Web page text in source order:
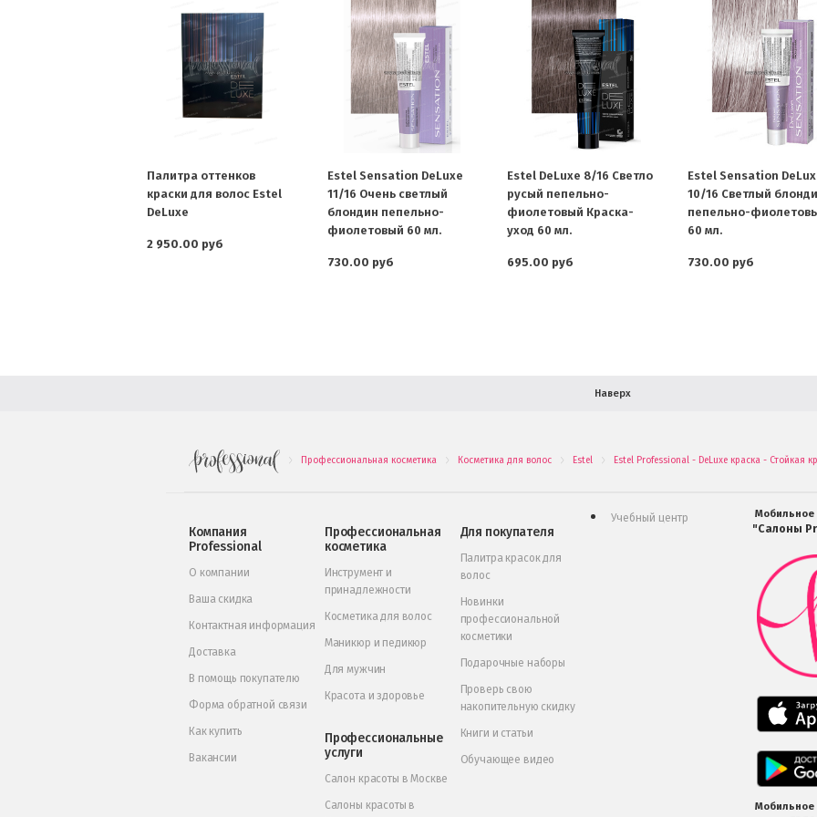
Палитра оттенков
краски для волос Estel
DeLuxe
2 950.00 руб
Estel Sensation DeLuxe
11/16 Очень светлый
блондин пепельно-
фиолетовый 60 мл.
730.00 руб
Estel DeLuxe 8/16 Светло
русый пепельно-
фиолетовый Краска-
уход 60 мл.
695.00 руб
Estel Sensation
10/16 Светлый
пепельно-
60 мл.
730.00 руб
Наверх
Профессиональная косметика Косметика для волос Estel Estel Professional - DeLuxe краска - Стойкая
Компания
Professional
О компании
Ваша скидка
Контактная информация
Доставка
В помощь покупателю
Форма обратной связи
Как купить
Вакансии
Профессиональная
косметика
Инструмент и
принадлежности
Косметика для волос
Маникюр и педикюр
Для мужчин
Красота и здоровье
Профессиональные
услуги
Салон красоты в Москве
Салоны красоты в
Для покупателя
Палитра красок для
волос
Новинки
профессиональной
косметики
Подарочные наборы
Проверь свою
накопительную скидку
Книги и статьи
Обучающее видео
Учебный центр Мобильное
"Салоны
Мобильное